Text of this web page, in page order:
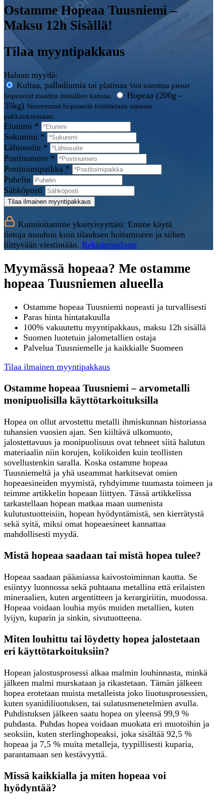
Ostamme Hopeaa Tuusniemi –
Maksu 12h Sisällä!
Tilaa myyntipakkaus
Haluan myydä:
Kultaa, palladiumia tai platinaa Voit toimittaa pienet
hopeaerät muiden metallien kanssa.
Hopeaa (200g -
35kg) Suuremmat hopeaerät toimitetaan omassa
pakkauksessaan.
Etunimi *
Sukunimi *
Lähiosoite *
Postinumero *
Postitoimipaikka *
Puhelin
Sähköposti
Tilaa ilmainen myyntipakkaus
Kunnioitamme yksityisyyttäsi: Emme käytä
tietoja muuhun kuin tilauksen hoitamiseen ja siihen
liittyvään viestintään. Rekisteriseloste
Myymässä hopeaa? Me ostamme
hopeaa Tuusniemen alueella
Ostamme hopeaa Tuusniemi nopeasti ja turvallisesti
Paras hinta hintatakuulla
100% vakuutettu myyntipakkaus, maksu 12h sisällä
Suomen luotetuin jalometallien ostaja
Palvelua Tuusniemelle ja kaikkialle Suomeen
Tilaa ilmainen myyntipakkaus
Ostamme hopeaa Tuusniemi – arvometalli
monipuolisilla käyttötarkoituksilla
Hopea on ollut arvostettu metalli ihmiskunnan historiassa
tuhansien vuosien ajan. Sen kiiltävä ulkomuoto,
jalostettavuus ja monipuolisuus ovat tehneet siitä halutun
materiaalin niin korujen, kolikoiden kuin teollisten
sovellustenkin saralla. Koska ostamme hopeaa
Tuusniemeltä ja yhä useammat harkitsevat omien
hopeaesineiden myymistä, ryhdyimme tuumasta toimeen ja
teimme artikkelin hopeaan liittyen. Tässä artikkelissa
tarkastellaan hopean matkaa maan uumenista
kulutustuotteisiin, hopean hyödyntämistä, sen kierrätystä
sekä syitä, miksi omat hopeaesineet kannattaa
mahdollisesti myydä.
Mistä hopeaa saadaan tai mistä hopea tulee?
Hopeaa saadaan pääasiassa kaivostoiminnan kautta. Se
esiintyy luonnossa sekä puhtaana metallina että erilaisten
mineraalien, kuten argentitteen ja kerargiriitin, muodossa.
Hopeaa voidaan louhia myös muiden metallien, kuten
lyijyn, kuparin ja sinkin, sivutuotteena.
Miten louhittu tai löydetty hopea jalostetaan
eri käyttötarkoituksiin?
Hopean jalostusprosessi alkaa malmin louhinnasta, minkä
jälkeen malmi murskataan ja rikastetaan. Tämän jälkeen
hopea erotetaan muista metalleista joko liuotusprosessien,
kuten syanidiliuotuksen, tai sulatusmenetelmien avulla.
Puhdistuksen jälkeen saatu hopea on yleensä 99,9 %
puhdasta. Puhdas hopea voidaan muokata eri muotoihin ja
seoksiin, kuten sterlinghopeaksi, joka sisältää 92,5 %
hopeaa ja 7,5 % muita metalleja, tyypillisesti kuparia,
parantamaan sen kestävyyttä.
Missä kaikkialla ja miten hopeaa voi
hyödyntää?